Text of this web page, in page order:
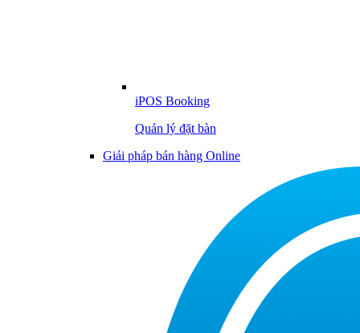
iPOS Booking
Quản lý đặt bàn
Giải pháp bán hàng Online